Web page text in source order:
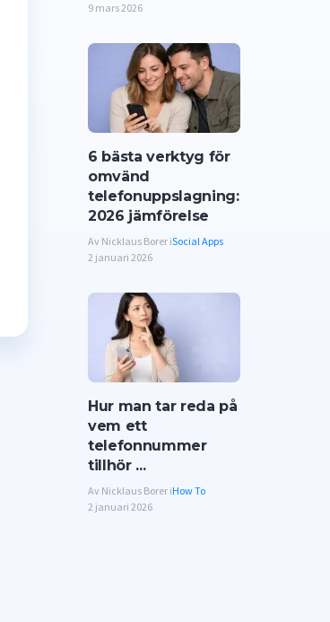
9 mars 2026
6 bästa verktyg för
omvänd
telefonuppslagning:
2026 jämförelse
Av Nicklaus Borer iSocial Apps
2 januari 2026
Hur man tar reda på
vem ett
telefonnummer
tillhör ...
Av Nicklaus Borer iHow To
2 januari 2026